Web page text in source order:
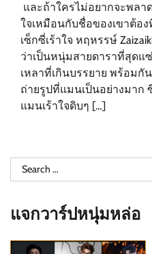
และถ้าใครไม่อยากจะพล
ใจเหมือนกับชื่อของเขาต้อ
เซ็กซี่เร้าใจ หฤหรรษ์
ว่าเป็นหนุ่มสายดาราที่สุดแ
เหลาที่เกินบรรยาย พร้อมกั
ถ่ายรูปที่แมนเป็นอย่างมา
แมนเร้าใจดิบๆ […]
Search
for:
แจกวาร์ปหนุ่มหล่อ